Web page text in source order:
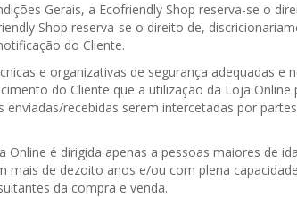
Gerais, a Ecofriendly Shop reserva-se o
Shop reserva-se o direito de,
do Cliente.
e organizativas de segurança adequadas e
do Cliente que a utilização da Loja Online
enviadas/recebidas serem intercetadas por
é dirigida apenas a pessoas maiores de
mais de dezoito anos e/ou com plena
da compra e venda.